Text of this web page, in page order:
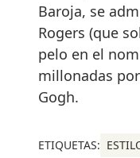
Baroja, se
Rogers (que
pelo en el
millonadas
Gogh.
ETIQUETAS: